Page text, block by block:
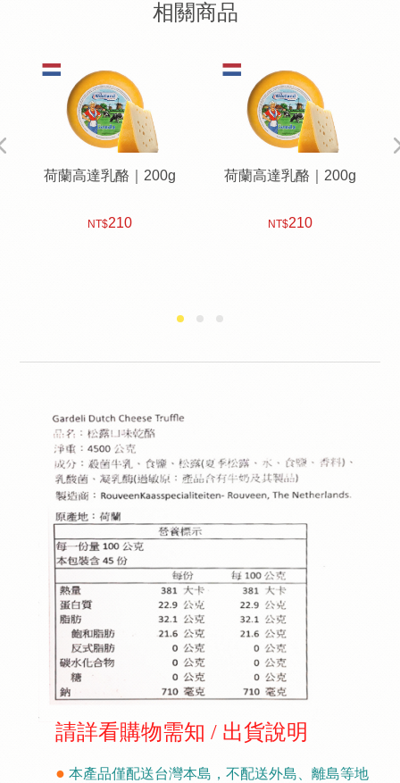
相關商品
荷蘭高達乳酪｜200g
210
荷蘭高達乳酪｜200g
210
請詳看購物需知 / 出貨說明
● 本產品僅配送台灣本島，不配送外島、離島等地